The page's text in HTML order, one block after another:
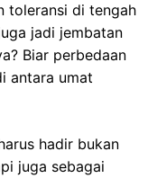
toleransi di tengah
jadi jembatan
Biar perbedaan
antara umat
hadir bukan
juga sebagai